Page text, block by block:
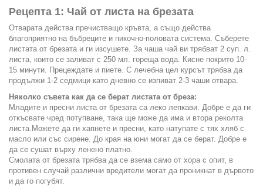
Рецепта 1: Чай от листа на брезата
Отварата действа пречистващо кръвта, а също действа
благоприятно на бъбреците и пикочно-половата система. Съберете
листата от брезата и ги изсушете. За чаша чай ви трябват 2 суп. л.
листа, които се заливат с 250 мл. гореща вода. Кисне покрито 10-
15 минути. Прецеждате и пиете. С лечебна цел курсът трябва да
продължи 1-2 седмици като дневно се изпиват 2-3 чаши отвара.
Няколко съвета как да се берат листата от бреза:
Младите и пресни листа от брезата са леко лепкави. Добре е да ги
откъсвате чред потупване, така ще може да има и втора реколта
листа.Можете да ги хапнете и пресни, като натупате с тях хляб с
масло или със сирене. До края на юни могат да се берат. Добре е
да се сушат върху ленено платно.
Смолата от брезата трябва да се взема само от хора с опит, в
противен случай различни вредители могат да проникнат в дървото
и да го погубят.